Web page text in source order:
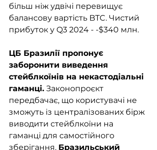
більш ніж удвічі перевищує
балансову вартість BTC. Чистий
прибуток у Q3 2024 - -$340 млн.
ЦБ Бразилії пропонує
заборонити виведення
стейблкоїнів на некастодіальні
гаманці. Законопроєкт
передбачає, що користувачі не
зможуть із централізованих бірж
виводити стейблкоїни на
гаманці для самостійного
зберігання. Бразильський